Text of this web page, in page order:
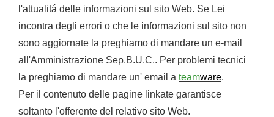
l'attualitá delle informazioni sul sito Web. Se Lei
incontra degli errori o che le informazioni sul sito non
sono aggiornate la preghiamo di mandare un e-mail
all'Amministrazione Sep.B.U.C.. Per problemi tecnici
la preghiamo di mandare un' email a teamware.
Per il contenuto delle pagine linkate garantisce
soltanto l'offerente del relativo sito Web.